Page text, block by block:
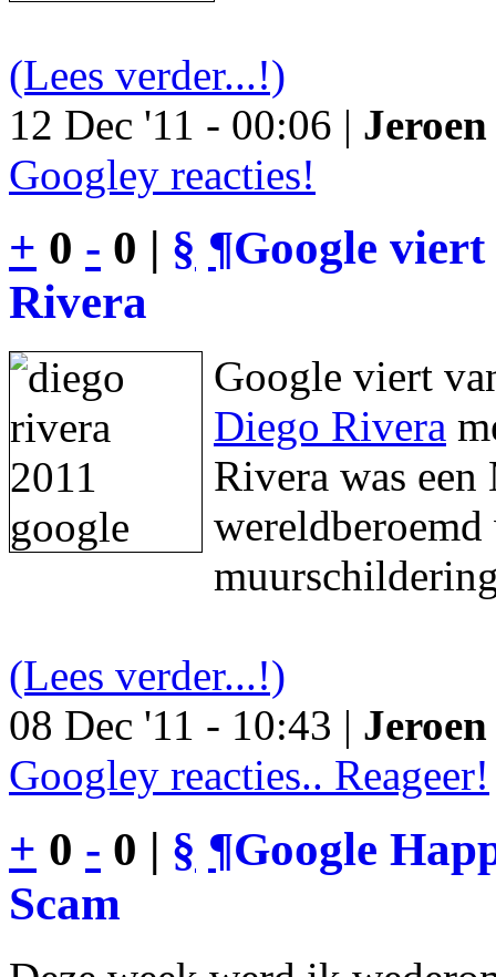
(Lees verder...!)
12 Dec '11 - 00:06 |
Googley reacties!
+ 0 - 0 | § ¶Google
Rivera
Google viert
Diego Rivera
Rivera was een
(Lees verder...!)
08 Dec '11 - 10:43 |
Googley reacties.. Reageer!
+ 0 - 0 | § ¶Google
Scam